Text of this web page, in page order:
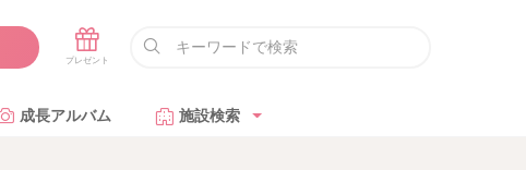
成長アルバム 施設検索